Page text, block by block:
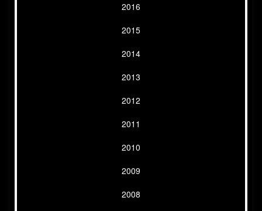
2016
2015
2014
2013
2012
2011
2010
2009
2008